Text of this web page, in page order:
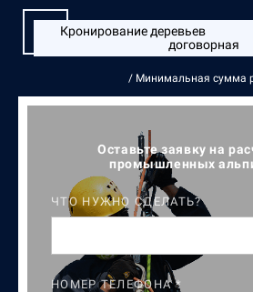
Кронирование
договорная
/ Минимальная сумма
Оставьте заявку на
промышленных
ЧТО НУЖНО СДЕЛАТЬ?
НОМЕР ТЕЛЕФОНА *